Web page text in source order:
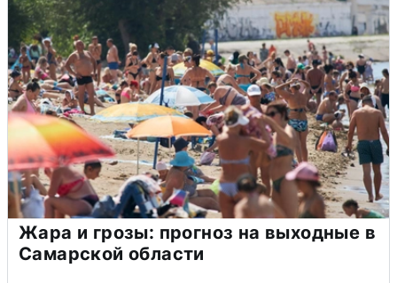
Жара и грозы: прогноз на выходные в
Самарской области